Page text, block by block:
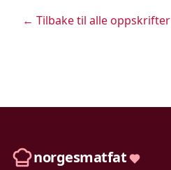
← Tilbake til alle oppskrifter
norgesmatfat